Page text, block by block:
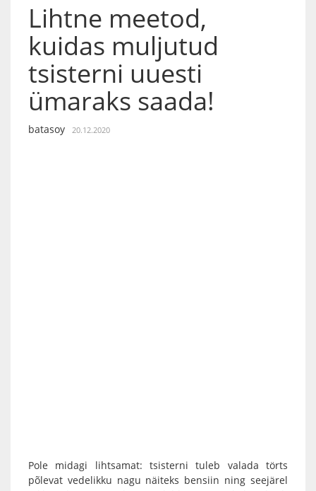
Lihtne meetod,
kuidas muljutud
tsisterni uuesti
ümaraks saada!
batasoy 20.12.2020
Pole midagi lihtsamat: tsisterni tuleb valada törts
põlevat vedelikku nagu näiteks bensiin ning seejärel